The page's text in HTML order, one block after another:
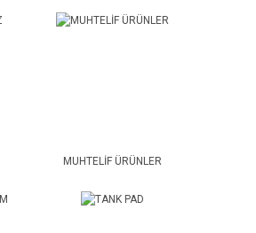
MUHTELİF ÜRÜNLER